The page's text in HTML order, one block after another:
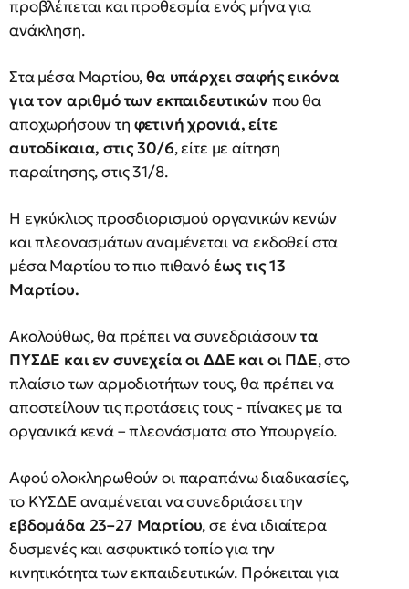
προβλέπεται και προθεσμία ενός μήνα για
ανάκληση.
Στα μέσα Μαρτίου,θα υπάρχει σαφής εικόνα
για τον αριθμό των εκπαιδευτικών που θα
αποχωρήσουν τη φετινή χρονιά, είτε
αυτοδίκαια, στις 30/6, είτε με αίτηση
παραίτησης, στις 31/8.
Η εγκύκλιος προσδιορισμού οργανικών κενών
και πλεονασμάτων αναμένεται να εκδοθεί στα
μέσα Μαρτίου το πιο πιθανόέως τις 13
Μαρτίου.
Ακολούθως, θα πρέπει να συνεδριάσουντα
ΠΥΣΔΕ και εν συνεχεία οι ΔΔΕ και οι ΠΔΕ, στο
πλαίσιο των αρμοδιοτήτων τους, θα πρέπει να
αποστείλουν τις προτάσεις τους - πίνακες με τα
οργανικά κενά – πλεονάσματα στο Υπουργείο.
Αφού ολοκληρωθούν οι παραπάνω διαδικασίες,
το ΚΥΣΔΕ αναμένεται να συνεδριάσει την
εβδομάδα 23–27 Μαρτίου, σε ένα ιδιαίτερα
δυσμενές και ασφυκτικό τοπίο για την
κινητικότητα των εκπαιδευτικών. Πρόκειται για